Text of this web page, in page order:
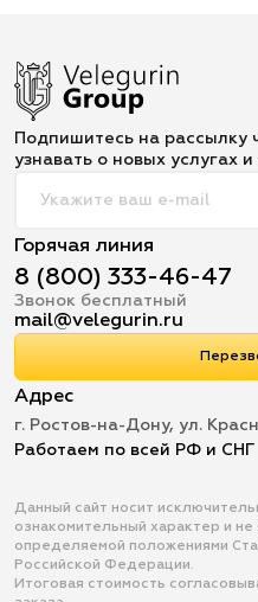
Подпишитесь на рассылку
узнавать о новых услугах и
Горячая линия
8 (800) 333-46-47
Звонок бесплатный
mail@velegurin.ru
Адрес
г. Ростов-на-Дону, ул.
Работаем по всей РФ и СНГ
Данный сайт носит
ознакомительный характер и
определяемой положениями
Российской Федерации.
Итоговая стоимость